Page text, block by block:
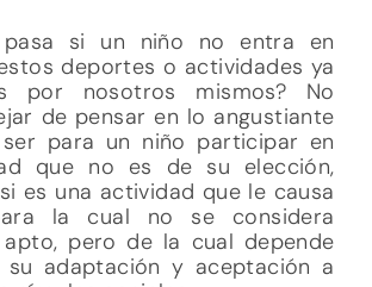
pasa si un niño no entra en
deportes o actividades ya
por nosotros mismos? No
de pensar en lo angustiante
para un niño participar en
que no es de su elección,
es una actividad que le causa
la cual no se considera
pero de la cual depende
su adaptación y aceptación a